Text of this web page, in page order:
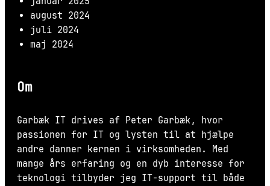
august 2024
juli 2024
maj 2024
Om
Garbæk IT drives af Peter Garbæk, hvor
passionen for IT og lysten til at hjælpe
andre danner kernen i virksomheden. Med
mange års erfaring og en dyb interesse for
teknologi tilbyder jeg IT-support til både